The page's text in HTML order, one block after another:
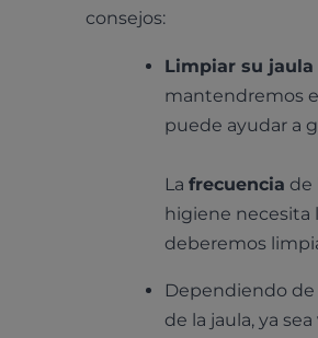
consejos:
Limpiar su
mantendremos
puede ayudar a
La frecuencia de
higiene necesita
deberemos
Dependiendo de
de la jaula, ya sea